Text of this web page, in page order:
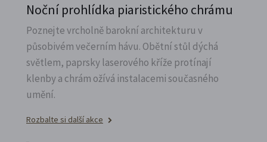
Noční prohlídka piaristického chrámu
Poznejte vrcholně barokní architekturu v
působivém večerním hávu. Obětní stůl dýchá
světlem, paprsky laserového kříže protínají
klenby a chrám ožívá instalacemi současného
umění.
Rozbalte si další akce